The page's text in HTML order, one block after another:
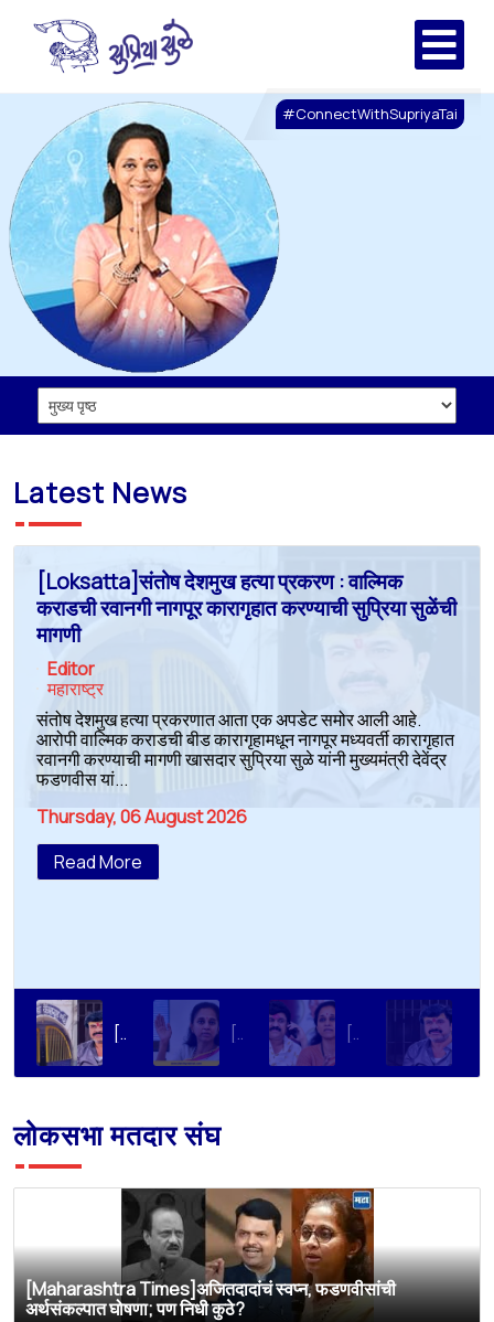
#ConnectWithSupriyaTai
Latest News
[Loksatta]संतोष देशमुख हत्या प्रकरण : वाल्मिक
कराडची रवानगी नागपूर कारागृहात करण्याची सुप्रिया सुळेंची
मागणी
Editor
महाराष्ट्र
संतोष देशमुख हत्या प्रकरणात आता एक अपडेट समोर आली आहे.
आरोपी वाल्मिक कराडची बीड कारागृहामधून नागपूर मध्यवर्ती कारागृहात
रवानगी करण्याची मागणी खासदार सुप्रिया सुळे यांनी मुख्यमंत्री देवेंद्र
फडणवीस यां...
Thursday, 06 August 2026
Read More
[Loksatta]संतोष देशमुख हत्या प्रकरण : वाल्मिक कराडची रवानगी नागपूर कारागृहात करण्याची सुप्रिया सुळेंची मागणी [Dainik Prabhat]‘वाल्मिक कराडला बीड कारागृहातून नागपूरला हलवा’; सुप्रिया सुळेंची मुख्यमंत्र्यांकडे मोठी मागणी [Deshonnati]वाल्मिक कराडला बीड कारागृहातून नागपूरला हलवणार? सुप्रिया सुळे यांची मुख्यमंत्र्यांकडे मोठी मागणी
लोकसभा मतदार संघ
[Maharashtra Times]अजितदादांचं स्वप्न, फडणवीसांची
अर्थसंकल्पात घोषणा; पण निधी कुठे?